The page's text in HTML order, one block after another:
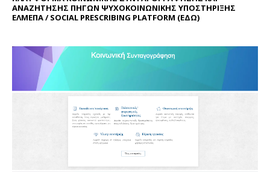
ΑΝΑΖΗΤΗΣΗΣ ΠΗΓΩΝ ΨΥΧΟΚΟΙΝΩΝΙΚΗΣ ΥΠΟΣΤΗΡΙΞΗΣ
ΕΛΜΕΠΑ / SOCIAL PRESCRIBING PLATFORM (ΕΔΩ)